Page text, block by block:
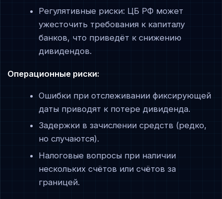
Регулятивные риски: ЦБ РФ может
ужесточить требования к капиталу
банков, что приведёт к снижению
дивидендов.
Операционные риски:
Ошибки при отслеживании фиксирующей
даты приводят к потере дивиденда.
Задержки в зачислении средств (редко,
но случаются).
Налоговые вопросы при наличии
нескольких счётов или счётов за
границей.